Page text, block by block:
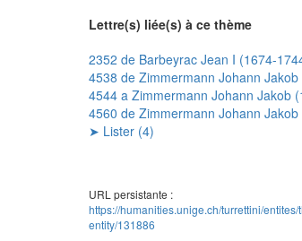
Lettre(s) liée(s) à ce thème
2352 de Barbeyrac Jean I (1674-
4538 de Zimmermann Johann
4544 a Zimmermann Johann Jakob
4560 de Zimmermann Johann
➤ Lister (4)
URL persistante :
https://humanities.unige.ch/turrettini/entites/
entity/131886